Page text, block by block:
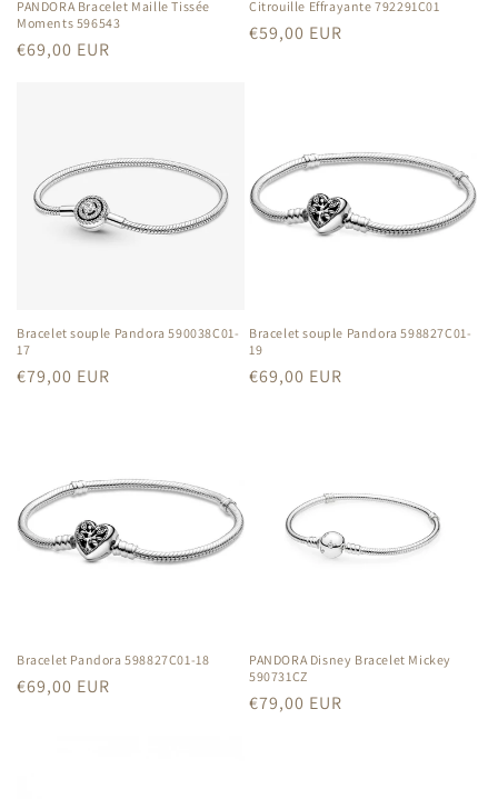
PANDORA Bracelet Maille Tissée
Moments 596543
Prix
€69,00 EUR
Citrouille Effrayante 792291C01
Prix
€59,00 EUR
Bracelet souple Pandora 590038C01-
17
Prix
€79,00 EUR
Bracelet souple Pandora 598827C01-
19
Prix
€69,00 EUR
Bracelet Pandora 598827C01-18
Prix
€69,00 EUR
PANDORA Disney Bracelet Mickey
590731CZ
Prix
€79,00 EUR